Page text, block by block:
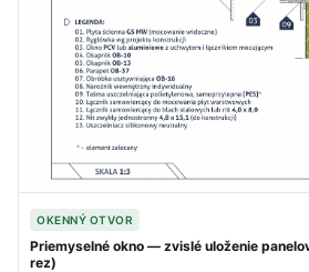
OKENNÝ OTVOR
Priemyselné okno — zvislé uloženie
rez)